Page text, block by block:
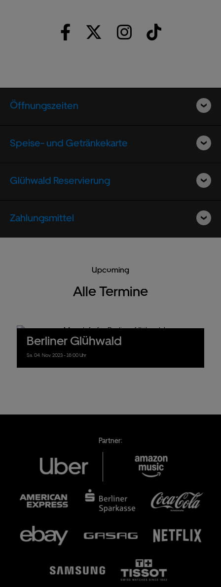
Öffnungszeiten
Speise- und Getränkekarte
Glühwald Reservierung
Zahlungsmittel
Upcoming
Alle Termine
Berliner Glühwald
Sa. 04. Nov. 2023- 16:00 Uhr
Partner: